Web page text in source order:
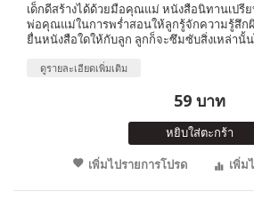
เด็กดีสร้างได้ด้วยมือคุณแม่ หนังสือนิทานเปรี
พ่อคุณแม่ในการพร่ำสอนให้ลูกรู้จักความรู้สึก
ยื่นหนังสือใดให้กับลูก ลูกก็จะซึมซับสิ่งเหล่านั้
ดูรายละเอียดเพิ่มเติม
59 บาท
หยิบใส่ตะกร้า
เพิ่มไปรายการโปรด
เพิ่ม